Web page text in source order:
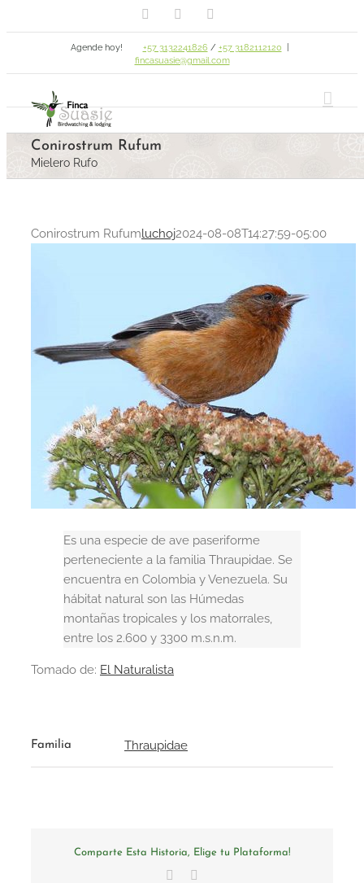
to
FacebookEmail
Agende hoy! +57 3132241826 / +57 3182112120
fincasuasie@gmail.com
Conirostrum Rufum
Mielero Rufo
Conirostrum Rufumluchoj2024-08-08T14:27:59-05:00
Es una especie de ave paseriforme
perteneciente a la familia Thraupidae. Se
encuentra en Colombia y Venezuela. Su
hábitat natural son las Húmedas
montañas tropicales y los matorrales,
entre los 2.600 y 3300 m.s.n.m.
Tomado de: El Naturalista
Familia Thraupidae
Comparte Esta Historia, Elige tu Plataforma!
Facebook